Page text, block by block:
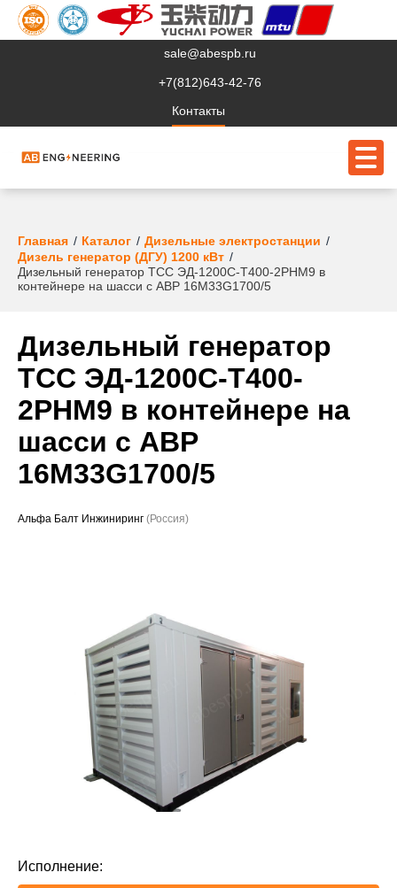
sale@abespb.ru
+7(812)643-42-76
Контакты
О компании
Клиентам
Сервис
Судовое ЭО
Проекты
Главная Каталог
Дизельные электростанции
Дизель генератор (ДГУ) 1200 кВт
Дизельный генератор ТСС ЭД-1200С-Т400-2РНМ9 в
контейнере на шасси с АВР 16M33G1700/5
Дизельный генератор
ТСС ЭД-1200С-Т400-
2РНМ9 в контейнере на
шасси с АВР
16M33G1700/5
Альфа Балт Инжиниринг (Россия)
Исполнение: